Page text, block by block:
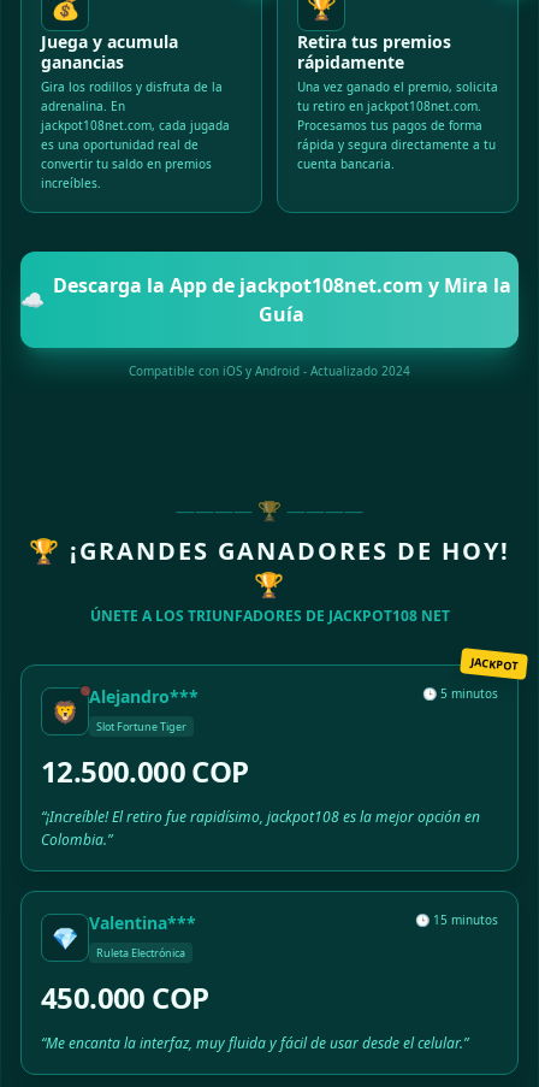
💰
Juega y acumula
ganancias
Gira los rodillos y disfruta de la
adrenalina. En
jackpot108net.com, cada jugada
es una oportunidad real de
convertir tu saldo en premios
increíbles.
🏆
Retira tus premios
rápidamente
Una vez ganado el premio, solicita
tu retiro en jackpot108net.com.
Procesamos tus pagos de forma
rápida y segura directamente a tu
cuenta bancaria.
☁️
Descarga la App de jackpot108net.com y Mira la
Guía
Compatible con iOS y Android - Actualizado 2024
———— 🏆 ————
🏆 ¡GRANDES GANADORES DE HOY!
🏆
ÚNETE A LOS TRIUNFADORES DE JACKPOT108 NET
JACKPOT
🦁
Alejandro***
Slot Fortune Tiger
🕒 5 minutos
12.500.000 COP
“¡Increíble! El retiro fue rapidísimo, jackpot108 es la mejor opción en
Colombia.”
💎
Valentina***
Ruleta Electrónica
🕒 15 minutos
450.000 COP
“Me encanta la interfaz, muy fluida y fácil de usar desde el celular.”